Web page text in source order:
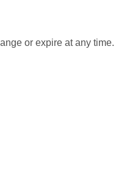
or expire at any time.